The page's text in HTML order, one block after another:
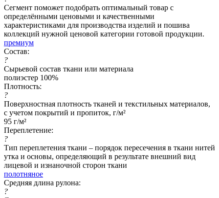
Сегмент поможет подобрать оптимальный товар с
определёнными ценовыми и качественными
характеристиками для производства изделий и пошива
коллекций нужной ценовой категории готовой продукции.
премиум
Состав:
?
Сырьевой состав ткани или материала
полиэстер 100%
Плотность:
?
Поверхностная плотность тканей и текстильных материалов,
с учетом покрытий и пропиток, г/м²
95 г/м²
Переплетение:
?
Тип переплетения ткани – порядок пересечения в ткани нитей
утка и основы, определяющий в результате внешний вид
лицевой и изнаночной сторон ткани
полотняное
Средняя длина рулона:
?